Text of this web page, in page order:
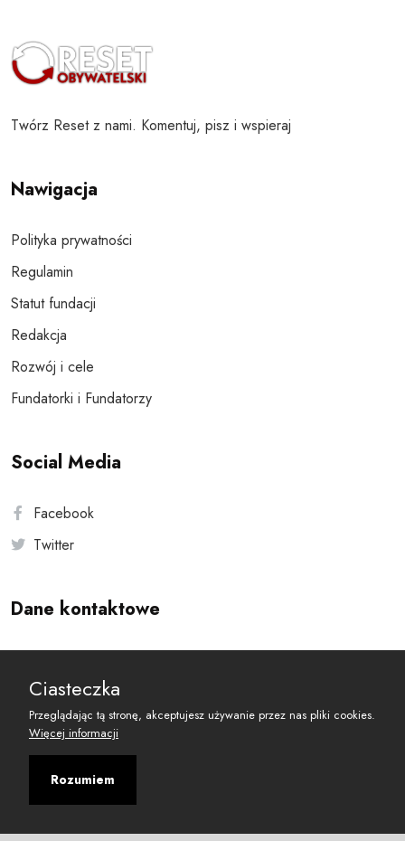
Twórz Reset z nami. Komentuj, pisz i wspieraj
Nawigacja
Polityka prywatności
Regulamin
Statut fundacji
Redakcja
Rozwój i cele
Fundatorki i Fundatorzy
Social Media
Facebook
Twitter
Dane kontaktowe
reset@resetobywatelski.pl
Ciasteczka
Przeglądając tą stronę, akceptujesz używanie przez nas pliki cookies.
Więcej informacji
Rozumiem